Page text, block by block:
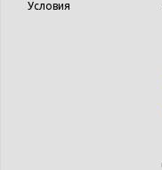
Условия